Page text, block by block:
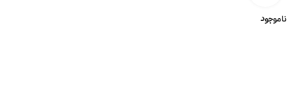
ناموجود